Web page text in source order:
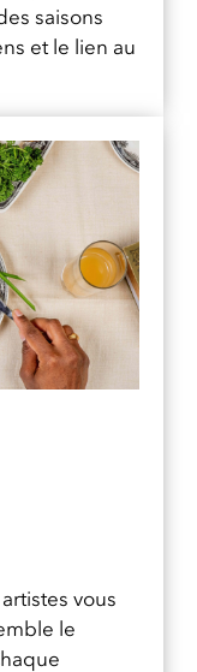
saisons
et le lien au
vous
le